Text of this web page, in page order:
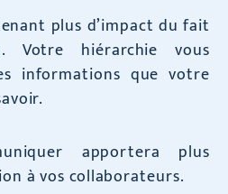
plus d’impact du fait
Votre hiérarchie vous
informations que votre
apportera plus
à vos collaborateurs.